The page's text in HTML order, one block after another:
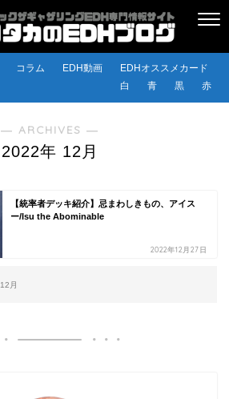
コラム EDH動画
EDHオススメカード
白
青 黒 赤
― ARCHIVES ―
2022年 12月
【統率者デッキ紹介】忌まわしきもの、アイス
ー/Isu the Abominable
2022年12月27日
12月